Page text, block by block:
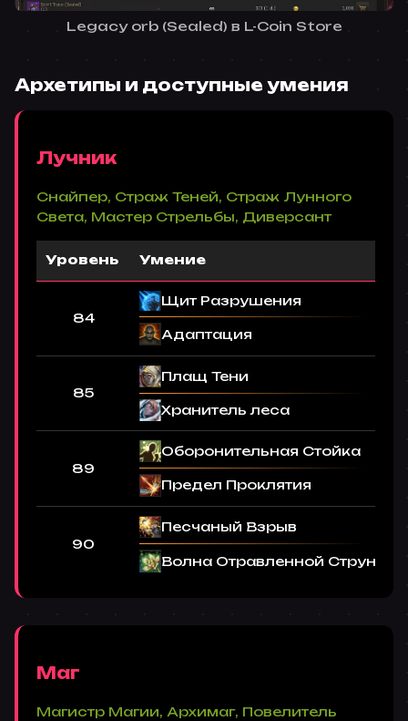
Legacy orb (Sealed) в L-Coin Store
Архетипы и доступные умения
Лучник
Снайпер, Страж Теней, Страж Лунного
Света, Мастер Стрельбы, Диверсант
Уровень Умение
84
Щит Разрушения
Адаптация
85
Плащ Тени
Хранитель леса
89
Оборонительная Стойка
Предел Проклятия
90
Песчаный Взрыв
Волна Отравленной Струны
Маг
Магистр Магии, Архимаг, Повелитель